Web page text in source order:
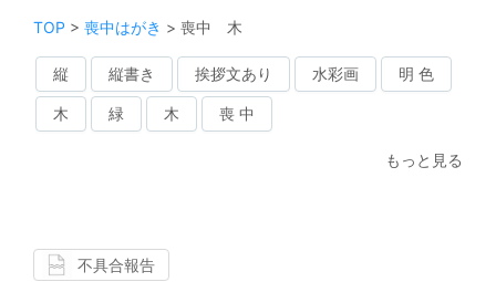
TOP > 喪中はがき > 喪中 木
縦 縦書き 挨拶文あり 水彩画 明 色
木 緑 木 喪 中
もっと見る
不具合報告